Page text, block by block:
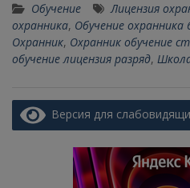
Обучение Лицензия
охранника, Обучение охранника
Охранник, Охранник обучение
обучение лицензия разряд,
Версия для